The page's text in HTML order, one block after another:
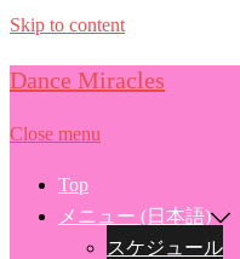
Skip to content
Dance Miracles
Close menu
Top
メニュー (日本語)
スケジュール